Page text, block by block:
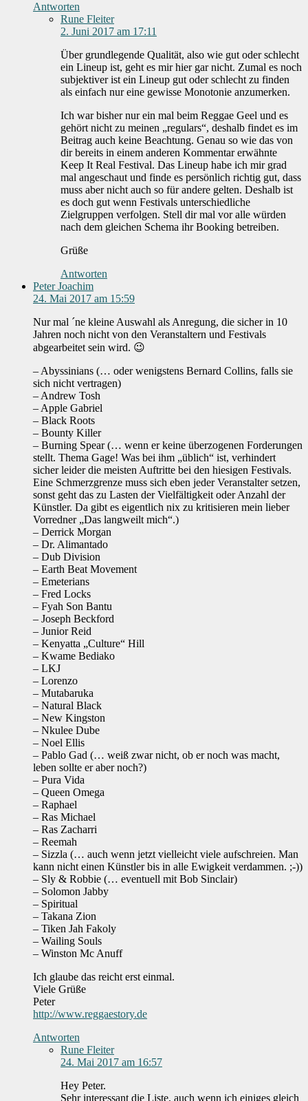
Antworten
Rune Fleiter
2. Juni 2017 am 17:11
Über grundlegende Qualität, also wie gut oder schlecht
ein Lineup ist, geht es mir hier gar nicht. Zumal es noch
subjektiver ist ein Lineup gut oder schlecht zu finden
als einfach nur eine gewisse Monotonie anzumerken.
Ich war bisher nur ein mal beim Reggae Geel und es
gehört nicht zu meinen „regulars“, deshalb findet es im
Beitrag auch keine Beachtung. Genau so wie das von
dir bereits in einem anderen Kommentar erwähnte
Keep It Real Festival. Das Lineup habe ich mir grad
mal angeschaut und finde es persönlich richtig gut, dass
muss aber nicht auch so für andere gelten. Deshalb ist
es doch gut wenn Festivals unterschiedliche
Zielgruppen verfolgen. Stell dir mal vor alle würden
nach dem gleichen Schema ihr Booking betreiben.
Grüße
Antworten
Peter Joachim
24. Mai 2017 am 15:59
Nur mal ´ne kleine Auswahl als Anregung, die sicher in 10
Jahren noch nicht von den Veranstaltern und Festivals
abgearbeitet sein wird. 😉
– Abyssinians (… oder wenigstens Bernard Collins, falls sie
sich nicht vertragen)
– Andrew Tosh
– Apple Gabriel
– Black Roots
– Bounty Killer
– Burning Spear (… wenn er keine überzogenen Forderungen
stellt. Thema Gage! Was bei ihm „üblich“ ist, verhindert
sicher leider die meisten Auftritte bei den hiesigen Festivals.
Eine Schmerzgrenze muss sich eben jeder Veranstalter setzen,
sonst geht das zu Lasten der Vielfältigkeit oder Anzahl der
Künstler. Da gibt es eigentlich nix zu kritisieren mein lieber
Vorredner „Das langweilt mich“.)
– Derrick Morgan
– Dr. Alimantado
– Dub Division
– Earth Beat Movement
– Emeterians
– Fred Locks
– Fyah Son Bantu
– Joseph Beckford
– Junior Reid
– Kenyatta „Culture“ Hill
– Kwame Bediako
– LKJ
– Lorenzo
– Mutabaruka
– Natural Black
– New Kingston
– Nkulee Dube
– Noel Ellis
– Pablo Gad (… weiß zwar nicht, ob er noch was macht,
leben sollte er aber noch?)
– Pura Vida
– Queen Omega
– Raphael
– Ras Michael
– Ras Zacharri
– Reemah
– Sizzla (… auch wenn jetzt vielleicht viele aufschreien. Man
kann nicht einen Künstler bis in alle Ewigkeit verdammen. ;-))
– Sly & Robbie (… eventuell mit Bob Sinclair)
– Solomon Jabby
– Spiritual
– Takana Zion
– Tiken Jah Fakoly
– Wailing Souls
– Winston Mc Anuff
Ich glaube das reicht erst einmal.
Viele Grüße
Peter
http://www.reggaestory.de
Antworten
Rune Fleiter
24. Mai 2017 am 16:57
Hey Peter.
Sehr interessant die Liste, auch wenn ich einiges gleich